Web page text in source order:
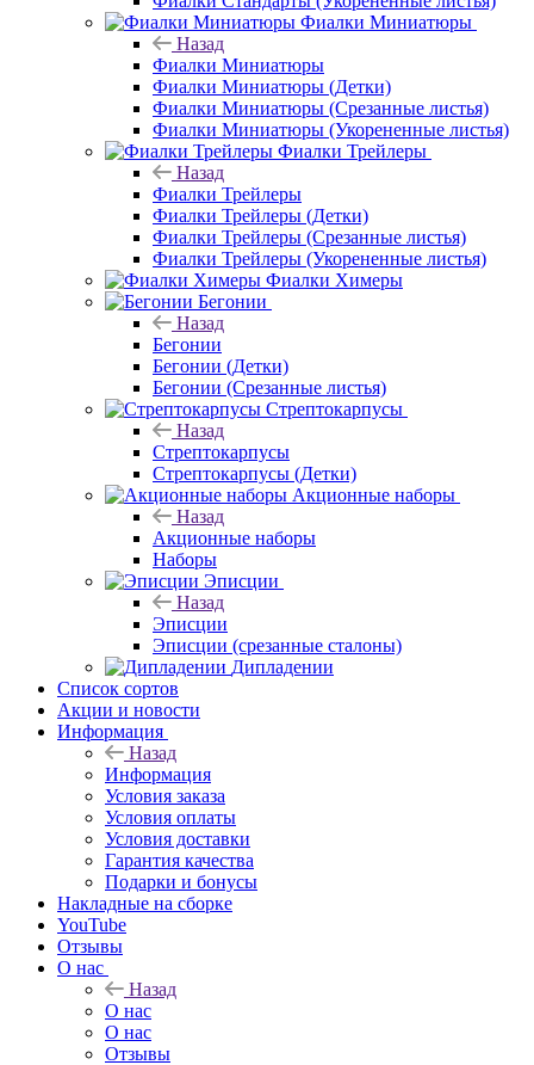
Фиалки Миниатюры
Назад
Фиалки Миниатюры
Фиалки Миниатюры (Детки)
Фиалки Миниатюры (Срезанные листья)
Фиалки Миниатюры (Укорененные листья)
Фиалки Трейлеры
Назад
Фиалки Трейлеры
Фиалки Трейлеры (Детки)
Фиалки Трейлеры (Срезанные листья)
Фиалки Трейлеры (Укорененные листья)
Фиалки Химеры
Бегонии
Назад
Бегонии
Бегонии (Детки)
Бегонии (Срезанные листья)
Стрептокарпусы
Назад
Стрептокарпусы
Стрептокарпусы (Детки)
Акционные наборы
Назад
Акционные наборы
Наборы
Эписции
Назад
Эписции
Эписции (срезанные сталоны)
Дипладении
Список сортов
Акции и новости
Информация
Назад
Информация
Условия заказа
Условия оплаты
Условия доставки
Гарантия качества
Подарки и бонусы
Накладные на сборке
YouTube
Отзывы
О нас
Назад
О нас
О нас
Отзывы